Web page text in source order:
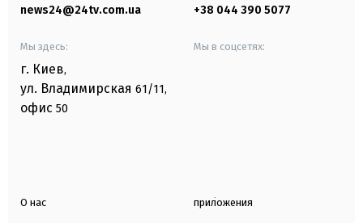
news24@24tv.com.ua +38 044 390 5077
Мы здесь:
г. Киев,
ул. Владимирская 61/11,
офис 50
Мы в соцсетях:
О нас приложения